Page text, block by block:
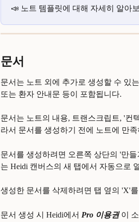
📣 노트 템플릿에 대해 자세히 알아
문서
문서는 노트 외에 추가로 생성할 수 있
또는 환자 안내문 등이 포함됩니다.
문서는 노트의 내용, 트랜스크립트, '컨
라서 문서를 생성하기 전에 노트에 만
문서를 생성하려면 오른쪽 상단의 '만
는 Heidi 캔버스의 새 탭에서 자동으로
생성한 문서를 삭제하려면 탭 옆의 'X'
문서 생성 시 Heidi에서 Pro 이용권 이